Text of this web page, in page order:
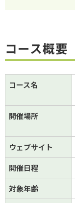
コース概要
コース名
開催場所
ウェブサイト
開催日程
対象年齢